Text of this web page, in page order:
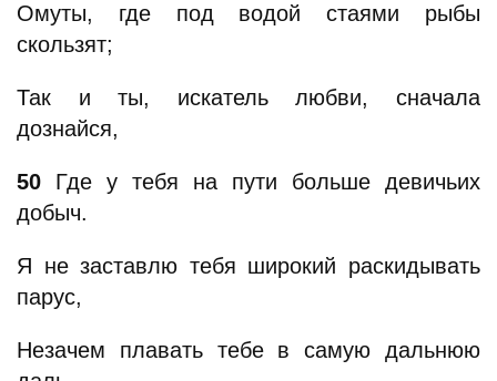
Омуты, где под водой стаями рыбы
скользят;
Так и ты, искатель любви, сначала
дознайся,
50 Где у тебя на пути больше девичьих
добыч.
Я не заставлю тебя широкий раскидывать
парус,
Незачем плавать тебе в самую дальнюю